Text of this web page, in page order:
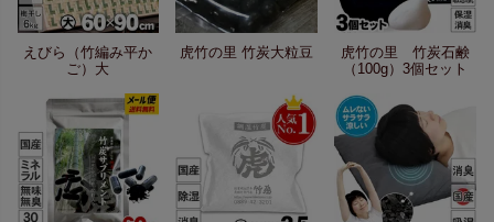
えびら（竹編み平か
ご）大
虎竹の里 竹炭大粒豆
虎竹の里 竹炭石鹸
（100g）3個セット